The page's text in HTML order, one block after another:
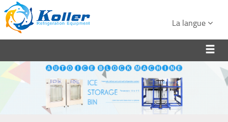
La langue